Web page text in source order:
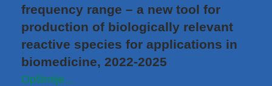
frequency range – a new tool for
production of biologically relevant
reactive species for applications in
biomedicine, 2022-2025
Opširnije...